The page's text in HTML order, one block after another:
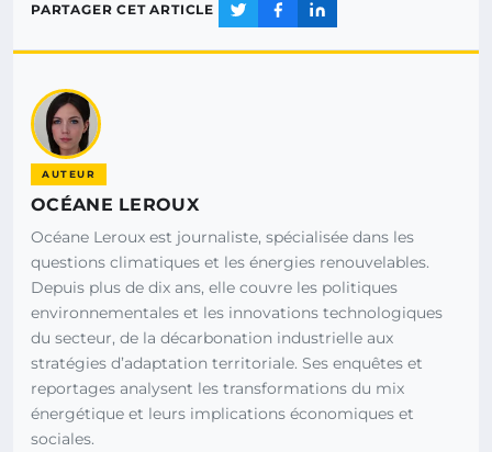
PARTAGER CET ARTICLE
AUTEUR
OCÉANE LEROUX
Océane Leroux est journaliste, spécialisée dans les
questions climatiques et les énergies renouvelables.
Depuis plus de dix ans, elle couvre les politiques
environnementales et les innovations technologiques
du secteur, de la décarbonation industrielle aux
stratégies d’adaptation territoriale. Ses enquêtes et
reportages analysent les transformations du mix
énergétique et leurs implications économiques et
sociales.